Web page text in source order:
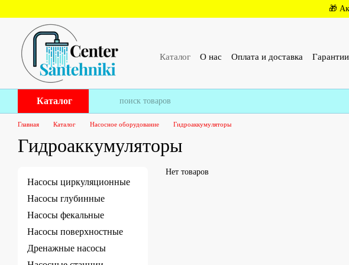
🎁
Каталог О нас Оплата и доставка
Каталог
Главная Каталог Насосное оборудование Гидроаккумуляторы
Гидроаккумуляторы
Нет товаров
Насосы циркуляционные
Насосы глубинные
Насосы фекальные
Насосы поверхностные
Дренажные насосы